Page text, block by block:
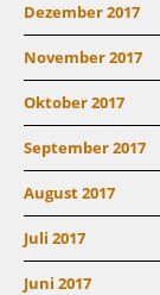
Dezember 2017
November 2017
Oktober 2017
September 2017
August 2017
Juli 2017
Juni 2017